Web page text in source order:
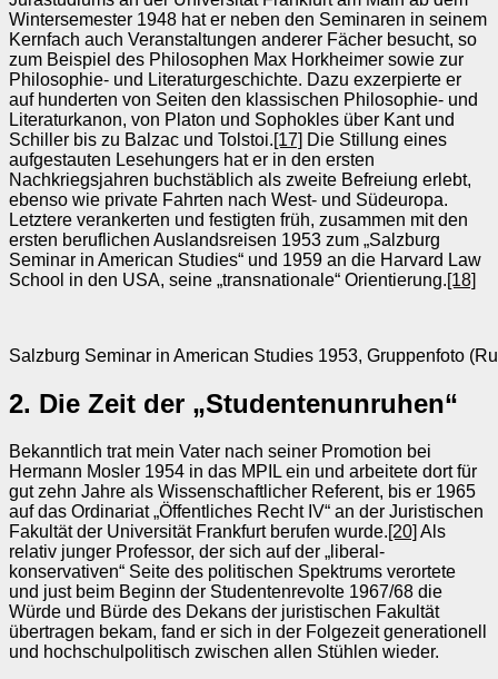
Wintersemester 1948 hat er neben den Seminaren in seinem
Kernfach auch Veranstaltungen anderer Fächer besucht, so
zum Beispiel des Philosophen Max Horkheimer sowie zur
Philosophie- und Literaturgeschichte. Dazu exzerpierte er
auf hunderten von Seiten den klassischen Philosophie- und
Literaturkanon, von Platon und Sophokles über Kant und
Schiller bis zu Balzac und Tolstoi.[17] Die Stillung eines
aufgestauten Lesehungers hat er in den ersten
Nachkriegsjahren buchstäblich als zweite Befreiung erlebt,
ebenso wie private Fahrten nach West- und Südeuropa.
Letztere verankerten und festigten früh, zusammen mit den
ersten beruflichen Auslandsreisen 1953 zum „Salzburg
Seminar in American Studies“ und 1959 an die Harvard Law
School in den USA, seine „transnationale“ Orientierung.[18]
Salzburg Seminar in American Studies 1953, Gruppenfoto
2. Die Zeit der „Studentenunruhen“
Bekanntlich trat mein Vater nach seiner Promotion bei
Hermann Mosler 1954 in das MPIL ein und arbeitete dort für
gut zehn Jahre als Wissenschaftlicher Referent, bis er 1965
auf das Ordinariat „Öffentliches Recht IV“ an der Juristischen
Fakultät der Universität Frankfurt berufen wurde.[20] Als
relativ junger Professor, der sich auf der „liberal-
konservativen“ Seite des politischen Spektrums verortete
und just beim Beginn der Studentenrevolte 1967/68 die
Würde und Bürde des Dekans der juristischen Fakultät
übertragen bekam, fand er sich in der Folgezeit generationell
und hochschulpolitisch zwischen allen Stühlen wieder.